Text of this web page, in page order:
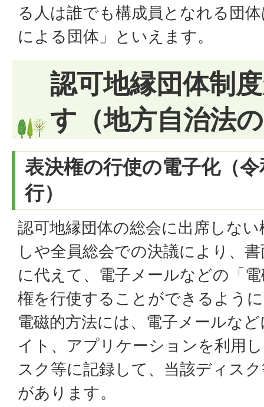
る人は誰でも構成員となれる団
による団体」といえます。
認可地縁団体制
す（地方自治法
表決権の行使の電子化（
行）
認可地縁団体の総会に出席しな
しや全員総会での決議により、
に代えて、電子メールなどの「
権を行使することができるよう
電磁的方法には、電子メールな
イト、アプリケーションを利用
スク等に記録して、当該ディス
があります。